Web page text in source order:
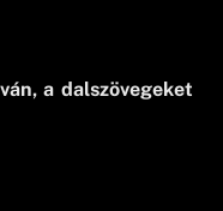
a dalszövegeket